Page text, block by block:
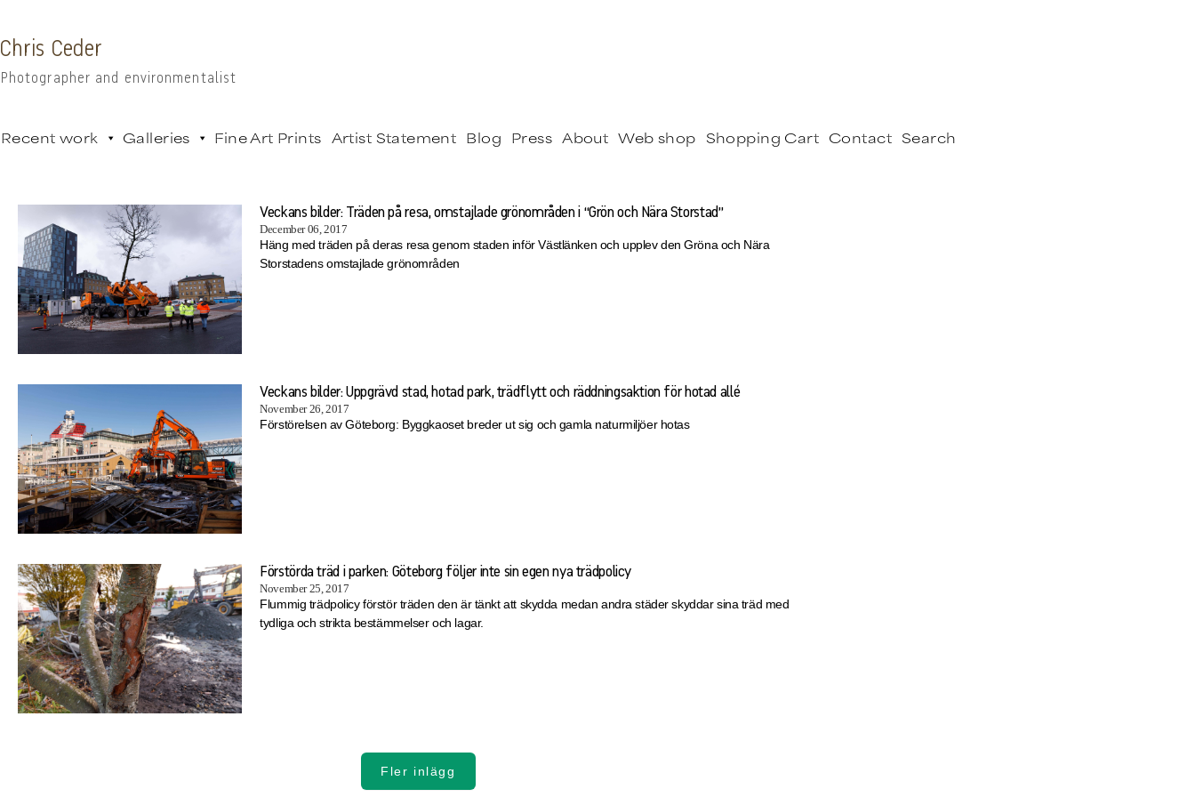
Chris Ceder
Photographer and environmentalist
Recent work Galleries Fine Art Prints Artist Statement Blog Press About Web shop Shopping Cart Contact Search
Veckans bilder: Träden på resa, omstajlade grönområden i “Grön och Nära Storstad”
December 06, 2017
Häng med träden på deras resa genom staden inför Västlänken och upplev den Gröna och Nära
Storstadens omstajlade grönområden
Veckans bilder: Uppgrävd stad, hotad park, trädflytt och räddningsaktion för hotad allé
November 26, 2017
Förstörelsen av Göteborg: Byggkaoset breder ut sig och gamla naturmiljöer hotas
Förstörda träd i parken: Göteborg följer inte sin egen nya trädpolicy
November 25, 2017
Flummig trädpolicy förstör träden den är tänkt att skydda medan andra städer skyddar sina träd med
tydliga och strikta bestämmelser och lagar.
Fler inlägg